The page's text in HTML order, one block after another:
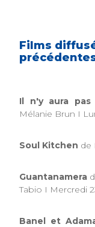
Films
Il n'y aura pas
Mélanie Brun I
Soul Kitchen de
Guantanamera
Tabio I Mercredi
Banel et